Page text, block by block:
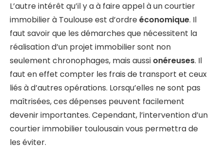
L’autre intérêt qu’il y a à faire appel à un courtier
immobilier à Toulouse est d’ordreéconomique. Il
faut savoir que les démarches que nécessitent la
réalisation d’un projet immobilier sont non
seulement chronophages, mais aussi onéreuses. Il
faut en effet compter les frais de transport et ceux
liés à d’autres opérations. Lorsqu’elles ne sont pas
maîtrisées, ces dépenses peuvent facilement
devenir importantes. Cependant, l’intervention d’un
courtier immobilier toulousain vous permettra de
les éviter.